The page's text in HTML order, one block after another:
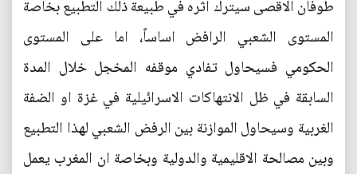
طوفان الاقصى سيترك اثره في طبيعة ذلك التطبيع بخاصة
المستوى الشعبي الرافض اساساً، اما على المستوى
الحكومي فسيحاول تفادي موقفه المخجل خلال المدة
السابقة في ظل الانتهاكات الاسرائيلية في غزة او الضفة
الغربية وسيحاول الموازنة بين الرفض الشعبي لهذا التطبيع
وبين مصالحة الاقليمية والدولية وبخاصة ان المغرب يعمل